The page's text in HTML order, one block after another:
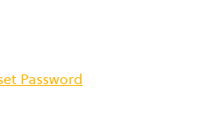
Password